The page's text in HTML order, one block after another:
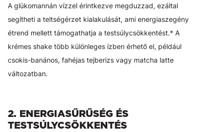
A glükomannán vízzel érintkezve megduzzad, ezáltal
segítheti a teltségérzet kialakulását, ami energiaszegény
étrend mellett támogathatja a testsúlycsökkentést.* A
krémes shake több különleges ízben érhető el, például
csokis-banános, fahéjas tejberizs vagy matcha latte
változatban.
2. ENERGIASŰRŰSÉG ÉS
TESTSÚLYCSÖKKENTÉS